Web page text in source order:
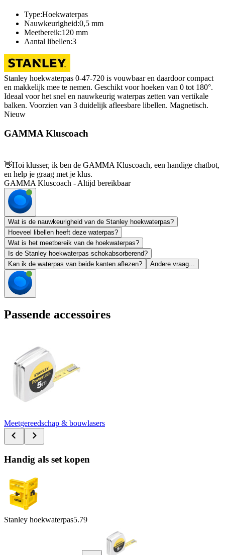
Type:Hoekwaterpas
Nauwkeurigheid:0,5 mm
Meetbereik:120 mm
Aantal libellen:3
Stanley hoekwaterpas 0-47-720 is vouwbaar en daardoor compact
en makkelijk mee te nemen. Geschikt voor hoeken van 0 tot 180°.
Ideaal voor het snel en nauwkeurig waterpas zetten van vertikale
balken. Voorzien van 3 duidelijk afleesbare libellen. Magnetisch.
Nieuw
GAMMA Kluscoach
👋Hoi klusser, ik ben de GAMMA Kluscoach, een handige chatbot,
en help je graag met je klus.
GAMMA Kluscoach - Altijd bereikbaar
Wat is de nauwkeurigheid van de Stanley hoekwaterpas?
Hoeveel libellen heeft deze waterpas?
Wat is het meetbereik van de hoekwaterpas?
Is de Stanley hoekwaterpas schokabsorberend?
Kan ik de waterpas van beide kanten aflezen?
Andere vraag...
Passende accessoires
Meetgereedschap & bouwlasers
Handig als set kopen
Stanley hoekwaterpas5.79